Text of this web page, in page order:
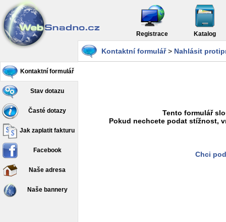
Registrace Katalog
Kontaktní formulář
Stav dotazu
Časté dotazy
Jak zaplatit fakturu
Facebook
Naše adresa
Naše bannery
Kontaktní formulář> Nahlásit
Tento formulář
Pokud nechcete podat stížnost,
Chci